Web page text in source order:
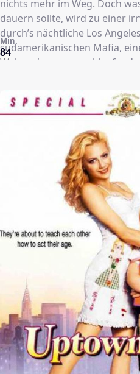
nichts mehr im Weg. Doch
dauern sollte, wird zu einer
durch’s nächtliche Los
südamerikanischen Mafia,
Wahn, ein paar
nicht zuletzt Brooke’s
Brad die Nacht der Nächte zu
84
Min.